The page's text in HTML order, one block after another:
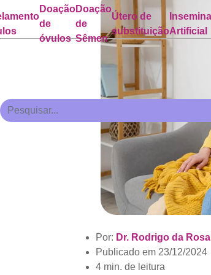
Doação
de
óvulos
Doação
de
Sêmen
Útero de
substituiçãoArtificial
Por: Dr. Rodrigo da
Publicado em 23/12/2024
4 min. de leitura